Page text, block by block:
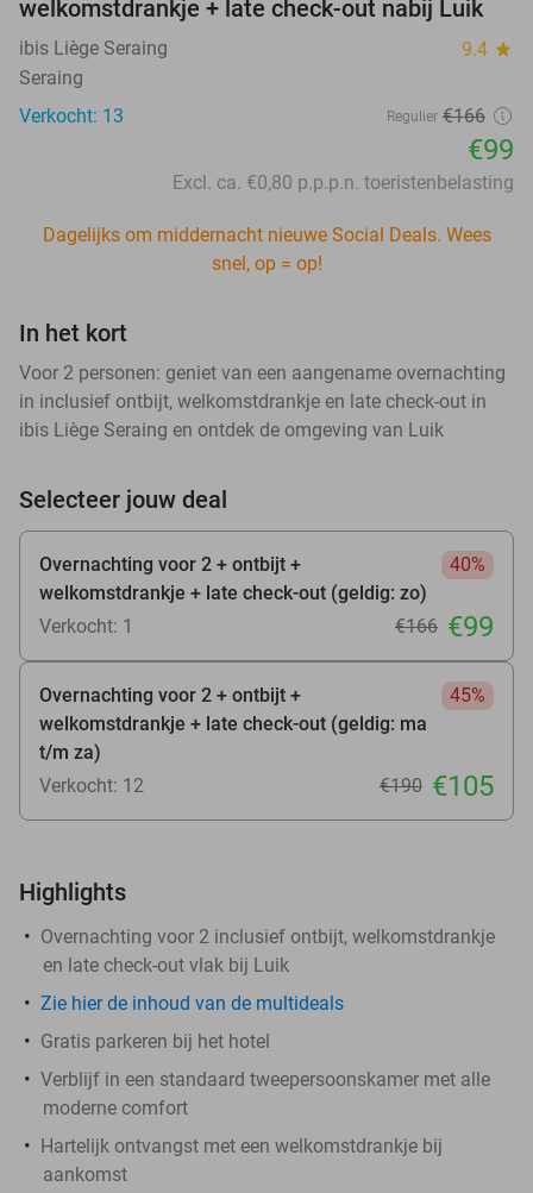
welkomstdrankje + late check-out nabij Luik
ibis Liège Seraing 9.4 star
Seraing
Verkocht: 13
Regulier €166
€99
Excl. ca. €0,80 p.p.p.n. toeristenbelasting
Dagelijks om middernacht nieuwe Social Deals. Wees
snel, op = op!
In het kort
Voor 2 personen: geniet van een aangename overnachting
in inclusief ontbijt, welkomstdrankje en late check-out in
ibis Liège Seraing en ontdek de omgeving van Luik
Selecteer jouw deal
Overnachting voor 2 + ontbijt +
welkomstdrankje + late check-out (geldig: zo)
40%
Verkocht: 1 €166 €99
Overnachting voor 2 + ontbijt +
welkomstdrankje + late check-out (geldig: ma
t/m za)
45%
Verkocht: 12 €190 €105
Highlights
Overnachting voor 2 inclusief ontbijt, welkomstdrankje
en late check-out vlak bij Luik
Zie hier de inhoud van de multideals
Gratis parkeren bij het hotel
Verblijf in een standaard tweepersoonskamer met alle
moderne comfort
Hartelijk ontvangst met een welkomstdrankje bij
aankomst